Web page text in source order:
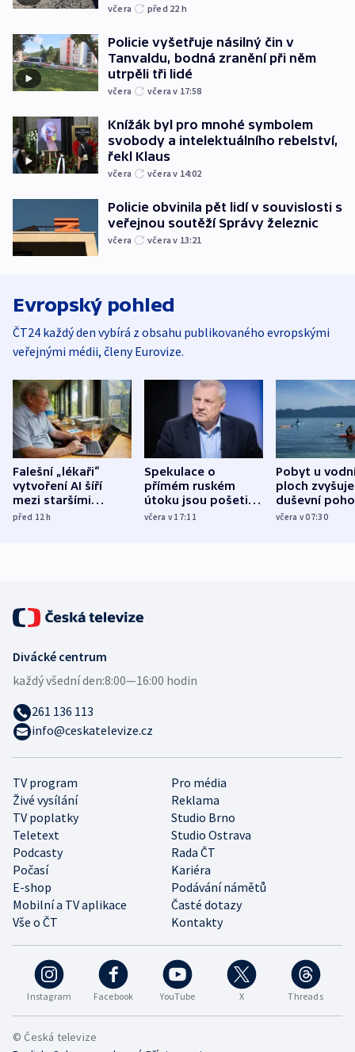
včera před 22 h
Policie vyšetřuje násilný čin v
Tanvaldu, bodná zranění při něm
utrpěli tři lidé
včera včera v 17:58
Knížák byl pro mnohé symbolem
svobody a intelektuálního rebelství,
řekl Klaus
včera včera v 14:02
Policie obvinila pět lidí v souvislosti s
veřejnou soutěží Správy železnic
včera včera v 13:21
Evropský pohled
ČT24 každý den vybírá z obsahu publikovaného evropskými
veřejnými médii, členy Eurovize.
Falešní „lékaři“
vytvoření AI šíří
mezi staršími
Poláky nebezpečné
před 12h
Spekulace o
přímém ruském
útoku jsou pošetilé,
míní estonský
včera v 17:11
Pobyt u
ploch zvyšuje
duševní
ukázala
včera v 07:30
Instagram Facebook YouTube X Threads
TV program
Pro média
Živé vysílání
Reklama
TV poplatky
Studio Brno
Teletext
Studio Ostrava
Podcasty
Rada ČT
Počasí
Kariéra
E-shop
Podávání námětů
Mobilní a TV aplikace
Časté dotazy
Vše o ČT
Kontakty
Divácké centrum
každý všední den:8:00—16:00 hodin
261 136 113
info@ceskatelevize.cz
© Česká televize